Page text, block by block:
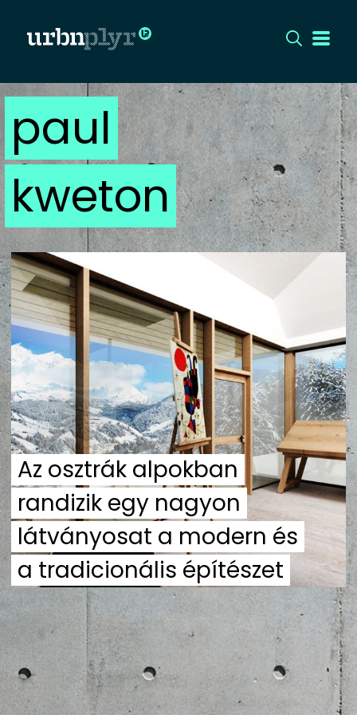
CÍMLAP
DIZÁJN
DIVAT
HIP
KULT
UTCA
ZENE
MÉDIAAJÁNLAT
IMPRESSZUM
PR-ARCHÍVUM
ADATKEZELÉSI TÁJÉKOZTATÓ
paul
kweton
Az osztrák alpokban
randizik egy nagyon
látványosat a modern és
a tradicionális építészet